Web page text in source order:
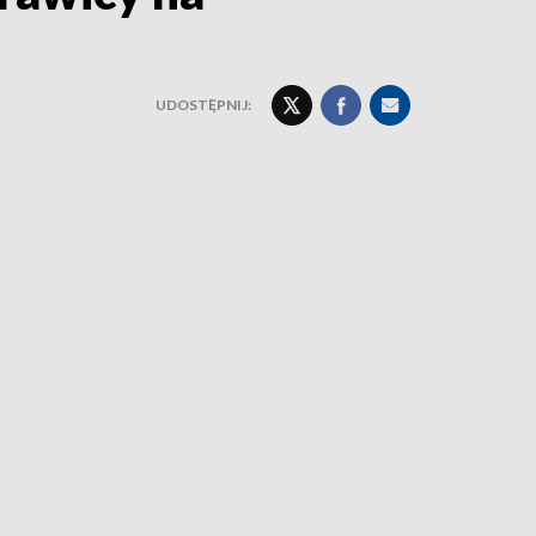
UDOSTĘPNIJ: